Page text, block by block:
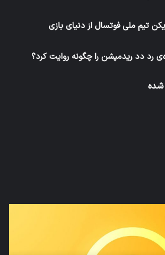
تیم ملی فوتسال از دنیای بازی
رد دد ریدمپشن را چگونه روایت کرد؟
شده